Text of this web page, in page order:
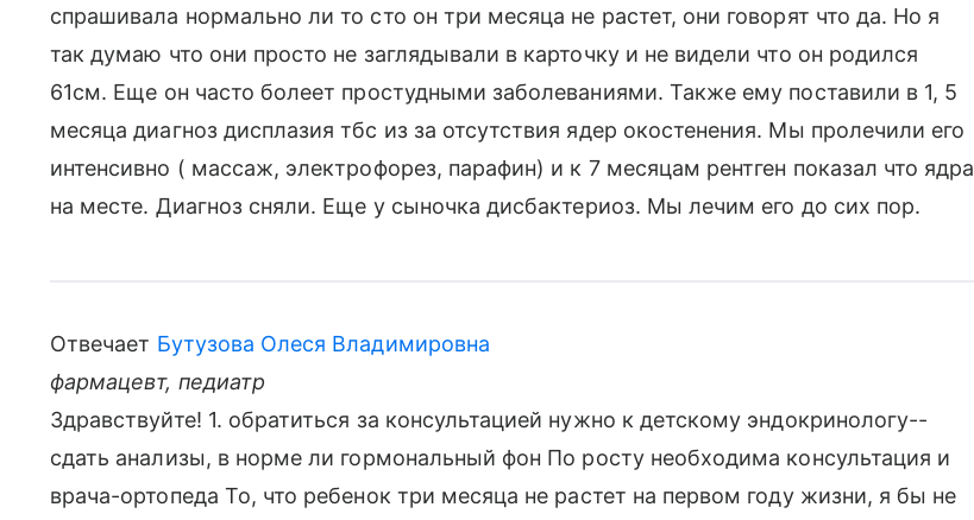
спрашивала нормально ли то сто он три месяца не растет, они говорят что да. Но я
так думаю что они просто не заглядывали в карточку и не видели что он родился
61см. Еще он часто болеет простудными заболеваниями. Также ему поставили в 1, 5
месяца диагноз дисплазия тбс из за отсутствия ядер окостенения. Мы пролечили его
интенсивно ( массаж, электрофорез, парафин) и к 7 месяцам рентген показал что ядра
на месте. Диагноз сняли. Еще у сыночка дисбактериоз. Мы лечим его до сих пор.
Отвечает Бутузова Олеся Владимировна
фармацевт, педиатр
Здравствуйте! 1. обратиться за консультацией нужно к детскому эндокринологу--
сдать анализы, в норме ли гормональный фон По росту необходима консультация и
врача-ортопеда То, что ребенок три месяца не растет на первом году жизни, я бы не